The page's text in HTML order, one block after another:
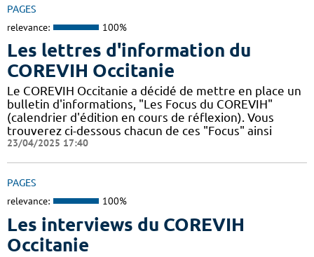
PAGES
relevance: 100%
Les lettres d'information du
COREVIH Occitanie
Le COREVIH Occitanie a décidé de mettre en place un
bulletin d'informations, "Les Focus du COREVIH"
(calendrier d'édition en cours de réflexion). Vous
trouverez ci-dessous chacun de ces "Focus" ainsi
23/04/2025 17:40
PAGES
relevance: 100%
Les interviews du COREVIH
Occitanie